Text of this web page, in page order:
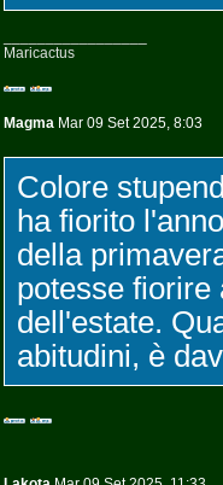
Maricactus
Magma Mar 09 Set 2025, 8:03
Colore
ha fiorito
della
potesse fiorire
dell'estate.
abitudini, è